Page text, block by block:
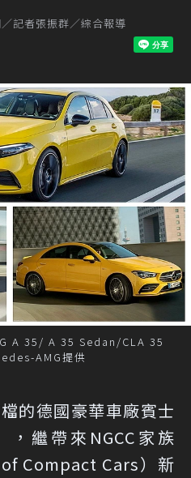
記者張振群／綜合報導
A 35/ A 35 Sedan/CLA 35
AMG提供
的德國豪華車廠賓士
，繼帶來NGCC家族
Compact Cars）新